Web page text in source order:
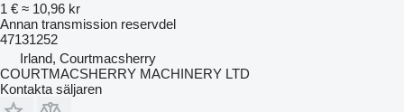
1 € ≈ 10,96 kr
Annan transmission reservdel
47131252
Irland, Courtmacsherry
COURTMACSHERRY MACHINERY LTD
Kontakta säljaren